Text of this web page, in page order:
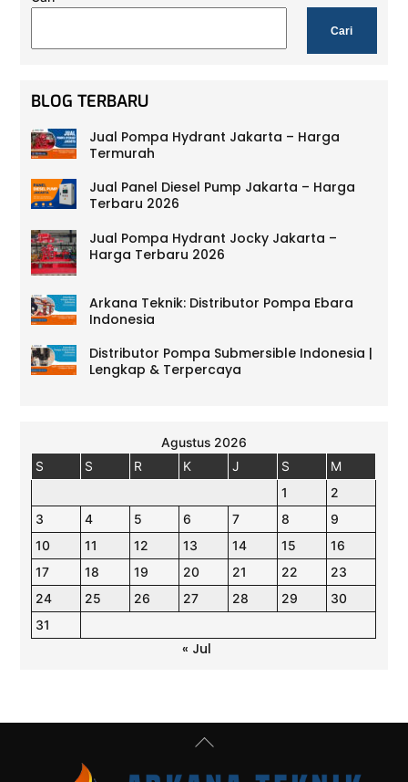
Cari
BLOG TERBARU
Jual Pompa Hydrant Jakarta – Harga
Termurah
Jual Panel Diesel Pump Jakarta – Harga
Terbaru 2026
Jual Pompa Hydrant Jocky Jakarta –
Harga Terbaru 2026
Arkana Teknik: Distributor Pompa Ebara
Indonesia
Distributor Pompa Submersible Indonesia |
Lengkap & Terpercaya
Agustus 2026
S
S R K J S
M
1
2
3
4 5 6 7 8
9
10
11 12 13 14 15
16
17
18 19 20 21 22
23
24
25 26 27 28 29
30
31
« Jul
Back
Top